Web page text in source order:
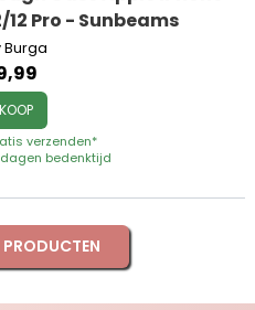
12 Pro - Sunbeams
Burga
KOOP
verzenden*
dagen bedenktijd
PRODUCTEN